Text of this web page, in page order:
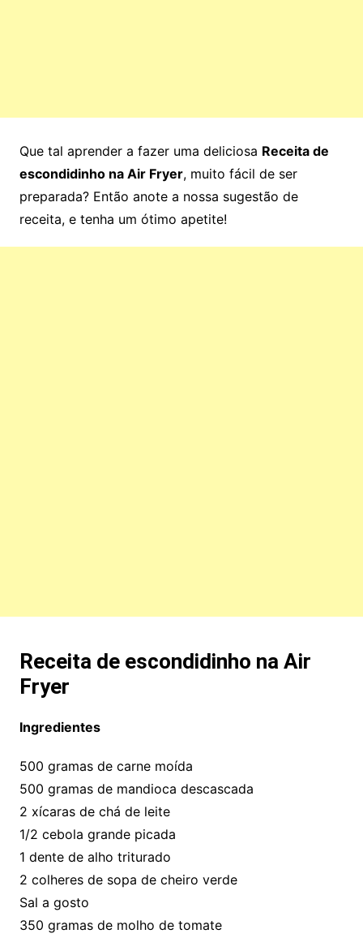
Que tal aprender a fazer uma deliciosa Receita de
escondidinho na Air Fryer, muito fácil de ser
preparada? Então anote a nossa sugestão de
receita, e tenha um ótimo apetite!
Receita de escondidinho na Air
Fryer
Ingredientes
500 gramas de carne moída
500 gramas de mandioca descascada
2 xícaras de chá de leite
1/2 cebola grande picada
1 dente de alho triturado
2 colheres de sopa de cheiro verde
Sal a gosto
350 gramas de molho de tomate